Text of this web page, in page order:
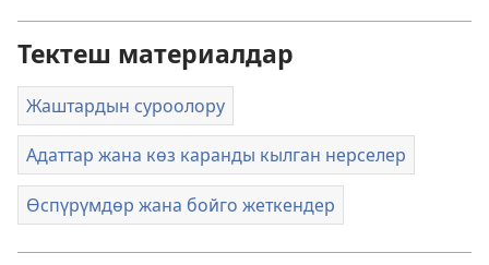
Тектеш материалдар
Жаштардын суроолору
Адаттар жана көз каранды кылган нерселер
Өспүрүмдөр жана бойго жеткендер